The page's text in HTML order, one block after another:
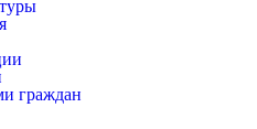
граждан